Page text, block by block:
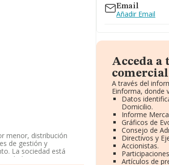
menor, distribución
de gestión y
La sociedad está
CNAE como
Email
Añadir Email
Acceda
A través del
Einforma, donde
Datos
Domicilio.
Informe
Gráficos de
Consejo de
Directivos y
Accionistas.
Artículos de